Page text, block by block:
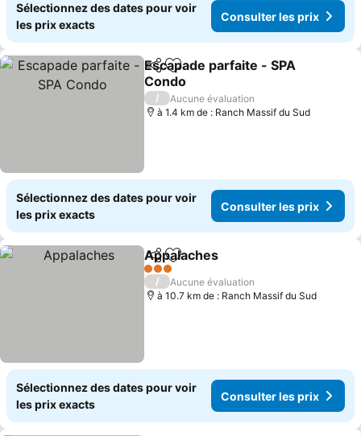
Sélectionnez des dates pour voir
les prix exacts
Consulter les prix
PartagerAjouter à mes favoris
Escapade parfaite - SPA
Condo
Consulter les prix
/
Aucune évaluation
à 1.4 km de : Ranch Massif du Sud
Sélectionnez des dates pour voir
les prix exacts
Consulter les prix
PartagerAjouter à mes favoris
Appalaches
3 Étoiles
/
Aucune évaluation
à 10.7 km de : Ranch Massif du Sud
Sélectionnez des dates pour voir
les prix exacts
Consulter les prix